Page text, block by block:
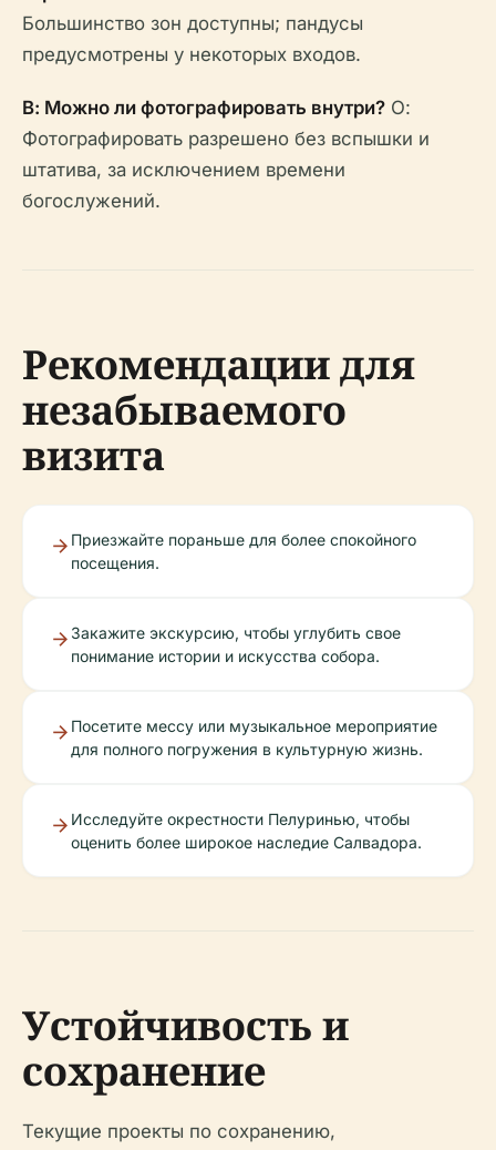
Большинство зон доступны; пандусы
предусмотрены у некоторых входов.
В: Можно ли фотографировать внутри? О:
Фотографировать разрешено без вспышки и
штатива, за исключением времени
богослужений.
Рекомендации для
незабываемого
визита
Приезжайте пораньше для более спокойного
посещения.
Закажите экскурсию, чтобы углубить свое
понимание истории и искусства собора.
Посетите мессу или музыкальное мероприятие
для полного погружения в культурную жизнь.
Исследуйте окрестности Пелуринью, чтобы
оценить более широкое наследие Салвадора.
Устойчивость и
сохранение
Текущие проекты по сохранению,